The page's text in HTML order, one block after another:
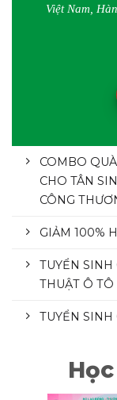
Việt Nam,
COMBO
CHO TÂN
CÔNG
GIẢM 100%
TUYỂN SINH
THUẬT Ô TÔ
TUYỂN